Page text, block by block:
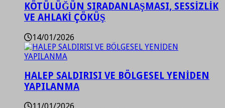
KÖTÜLÜĞÜN SIRADANLAŞMASI, SESSİZLİK
VE AHLAKİ ÇÖKÜŞ
14/01/2026
HALEP SALDIRISI VE BÖLGESEL YENİDEN
YAPILANMA